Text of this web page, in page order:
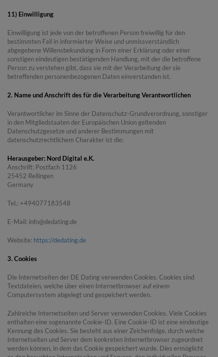
11) Einwilligung
Einwilligung ist jede von der betroffenen Person freiwillig für den
bestimmten Fall in informierter Weise und unmissverständlich
abgegebene Willensbekundung in Form einer Erklärung oder einer
sonstigen eindeutigen bestätigenden Handlung, mit der die betroffene
Person zu verstehen gibt, dass sie mit der Verarbeitung der sie
betreffenden personenbezogenen Daten einverstanden ist.
2. Name und Anschrift des für die Verarbeitung Verantwortlichen
Verantwortlicher im Sinne der Datenschutz-Grundverordnung, sonstiger
in den Mitgliedstaaten der Europäischen Union geltenden
Datenschutzgesetze und anderer Bestimmungen mit
datenschutzrechtlichem Charakter ist die:
Herausgeber: Nord Digital e.K.
Anschrift: Postfach 1126
25452 Rellingen
Germany
Tel.: +494077183548
E-Mail: info@dedating.de
Website: https://dedating.de
3. Cookies
Die Internetseiten der DE Dating verwenden Cookies. Cookies sind
Textdateien, welche über einen Internetbrowser auf einem
Computersystem abgelegt und gespeichert werden.
Zahlreiche Internetseiten und Server verwenden Cookies. Viele Cookies
enthalten eine sogenannte Cookie-ID. Eine Cookie-ID ist eine eindeutige
Kennung des Cookies. Sie besteht aus einer Zeichenfolge, durch welche
Internetseiten und Server dem konkreten Internetbrowser zugeordnet
werden können, in dem das Cookie gespeichert wurde. Dies ermöglicht